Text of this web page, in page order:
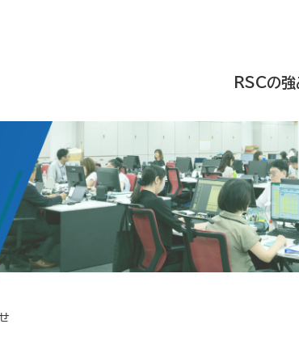
RSCの強